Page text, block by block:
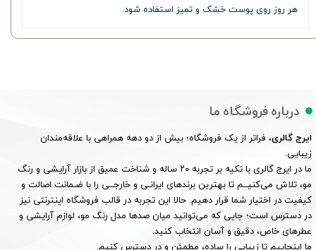
هر روز روی پوست خشک و تمیز استفاده شود.
درباره فروشگاه ما
ایرج گالری، فراتر از یک فروشگاه؛ بیش از دو دهه همراهی با علاقه‌مندان
زیبایی.
ما در ایرج گالری با تکیه بر تجربه ۲۰ ساله و شناخت عمیق از بازار آرایشی و رنگ
مو، تلاش می‌کنیــم تا بهترین برندهای ایرانـی و خارجــی را با ضـمانت اصالت و
کیفیت در اختیار شما قرار دهیم. حالا این تجربه در قالب فروشگاه اینترنتی نیز
در دسترس است؛ جایی که می‌توانید میان صدها مدل رنگ مو، لوازم آرایشی و
عطرهای خاص، دقیق و آسان انتخاب کنید.
ما اینجاییم تا زیبایی را ساده، مطمئن و در دسترس کنیم.